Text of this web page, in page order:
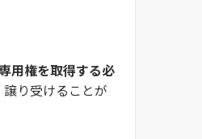
用権を取得する必
り受けることが